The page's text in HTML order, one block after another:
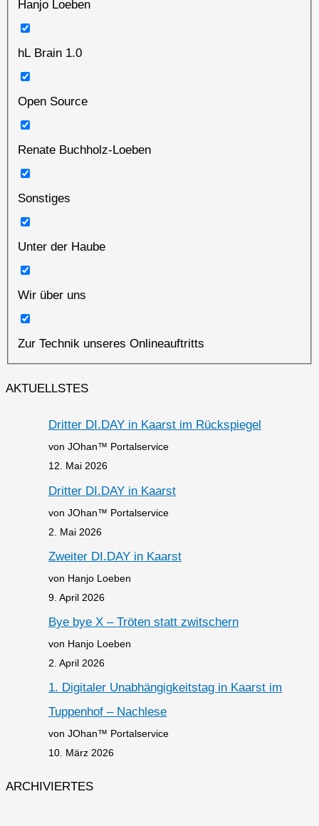
Hanjo Loeben
hL Brain 1.0
Open Source
Renate Buchholz-Loeben
Sonstiges
Unter der Haube
Wir über uns
Zur Technik unseres Onlineauftritts
AKTUELLSTES
Dritter DI.DAY in Kaarst im Rückspiegel
von JOhan™ Portalservice
12. Mai 2026
Dritter DI.DAY in Kaarst
von JOhan™ Portalservice
2. Mai 2026
Zweiter DI.DAY in Kaarst
von Hanjo Loeben
9. April 2026
Bye bye X – Tröten statt zwitschern
von Hanjo Loeben
2. April 2026
1. Digitaler Unabhängigkeitstag in Kaarst im
Tuppenhof – Nachlese
von JOhan™ Portalservice
10. März 2026
ARCHIVIERTES